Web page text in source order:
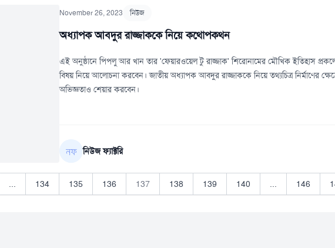
November 26, 2023 নিউজ
অধ্যাপক আবদুর রাজ্জাককে নিয়ে কথোপকথন
এই অনুষ্ঠানে পিপলু আর খান তার 'ফেয়ারওয়েল টু রাজ্জাক' শিরোনামের মৌখিক ইতিহাস
বিষয় নিয়ে আলোচনা করবেন। জাতীয় অধ্যাপক আবদুর রাজ্জাককে নিয়ে তথ্যচিত্র নির্মাণের
অভিজ্ঞতাও শেয়ার করবেন।
নিউজ ফ্যাক্টরি
... 134 135 136 137 138 139 140 ... 146